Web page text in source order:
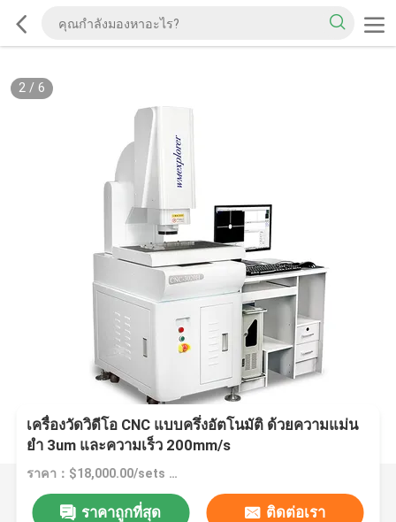
2/ 6
เครื่องวัดวิดีโอ CNC แบบครึ่งอัตโนมัติ ด้วยความแม่น
ยํา 3um และความเร็ว 200mm/s
ราคา：$18,000.00/sets 1-4 sets
ราคาถูกที่สุด ติดต่อเรา